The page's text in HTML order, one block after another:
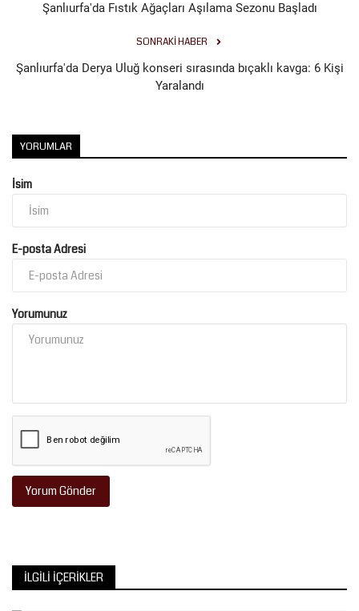
Şanlıurfa'da Fıstık Ağaçları Aşılama Sezonu Başladı
SONRAKI HABER
Şanlıurfa'da Derya Uluğ konseri sırasında bıçaklı kavga: 6 Kişi
Yaralandı
YORUMLAR
İsim
E-posta Adresi
Yorumunuz
Yorum Gönder
İLGILI İÇERIKLER